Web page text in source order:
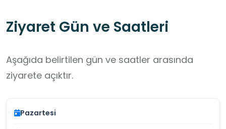
Ziyaret Gün ve Saatleri
Aşağıda belirtilen gün ve saatler arasında
ziyarete açıktır.
Pazartesi